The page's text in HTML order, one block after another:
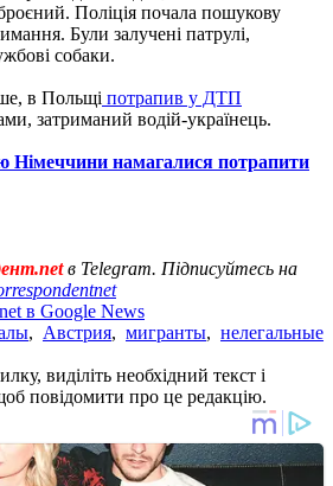
Поліція почала пошукову
Були залучені патрулі,
собаки.
в Польщі потрапив у ДТП
затриманий водій-українець.
Німеччини намагалися потрапити
в Telegram. Підписуйтесь на
в Google News
, Австрия, мигранты, нелегальные
виділіть необхідний текст і
повідомити про це редакцію.